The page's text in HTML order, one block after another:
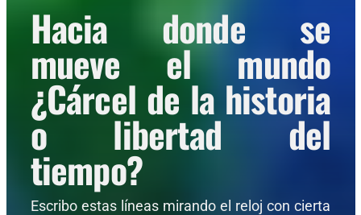
Hacia donde se
mueve el mundo
¿Cárcel de la historia
o libertad del
tiempo?
Escribo estas líneas mirando el reloj con cierta